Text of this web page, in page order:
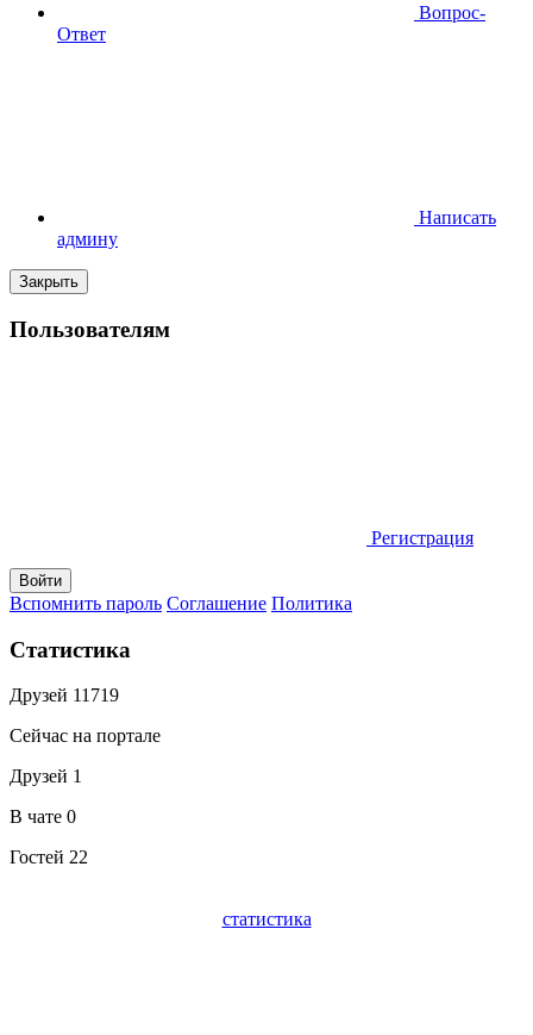
Вопрос-
Ответ
Написать
админу
Закрыть
Пользователям
Регистрация
Вспомнить пароль Соглашение Политика
Статистика
Друзей 11719
Сейчас на портале
Друзей 1
В чате 0
Гостей 22
статистика